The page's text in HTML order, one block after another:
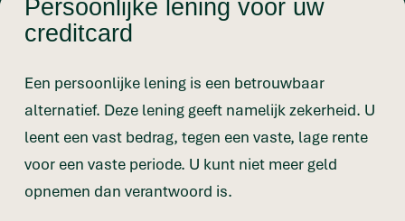
Persoonlijke lening voor uw
creditcard
Een persoonlijke lening is een betrouwbaar
alternatief. Deze lening geeft namelijk zekerheid. U
leent een vast bedrag, tegen een vaste, lage rente
voor een vaste periode. U kunt niet meer geld
opnemen dan verantwoord is.